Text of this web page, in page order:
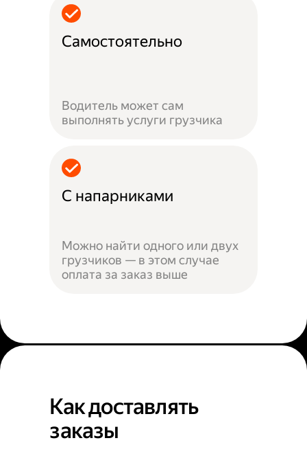
Самостоятельно
Водитель может сам
выполнять услуги грузчика
С напарниками
Можно найти одного или двух
грузчиков — в этом случае
оплата за заказ выше
Как доставлять
заказы